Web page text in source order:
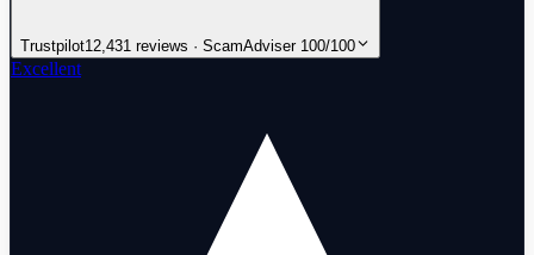
Trustpilot12,431 reviews · ScamAdviser 100/100
Excellent